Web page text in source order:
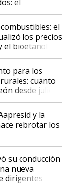
el
de las
en tensión tras
de los
el
los precios
el bioetanol
para los
cuánto
desde julio
y la
rebrotar los
su conducción
nueva
dirigentes